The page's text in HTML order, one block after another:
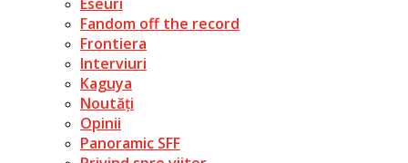
Fandom off the record
Frontiera
Interviuri
Kaguya
Noutăți
Opinii
Panoramic SFF